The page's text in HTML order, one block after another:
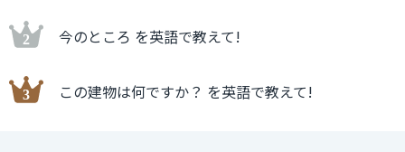
今のところ を英語で教えて!
この建物は何ですか？ を英語で教えて!